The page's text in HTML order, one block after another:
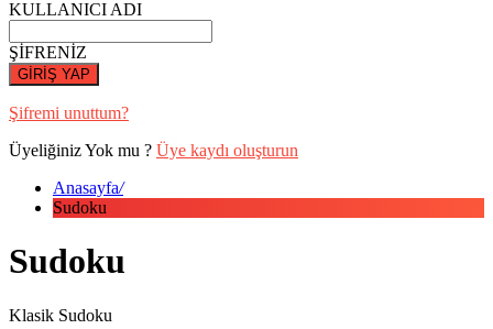
KULLANICI ADI
ŞİFRENİZ
GİRİŞ YAP
Şifremi unuttum?
Üyeliğiniz Yok mu ? Üye kaydı oluşturun
Anasayfa/
Sudoku
Sudoku
Klasik Sudoku